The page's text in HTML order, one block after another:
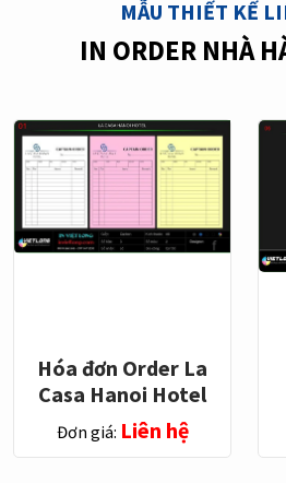
MẪU THIẾT KẾ
IN ORDER NHÀ
Hóa đơn Order La
Casa Hanoi Hotel
Đơn giá: Liên hệ